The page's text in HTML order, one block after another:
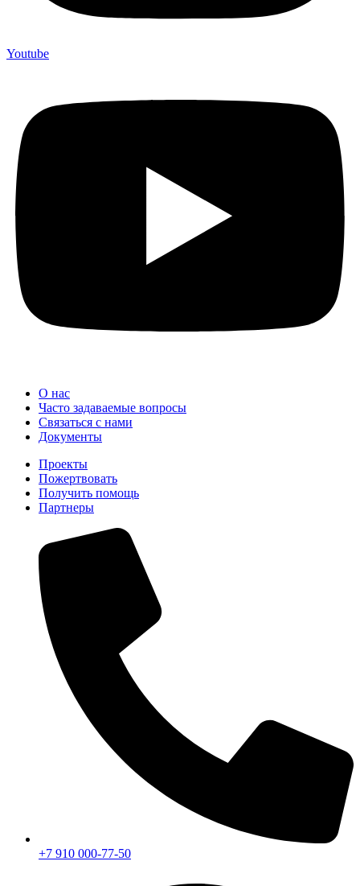
Youtube
О нас
Часто задаваемые вопросы
Связаться с нами
Документы
Проекты
Пожертвовать
Получить помощь
Партнеры
+7 910 000-77-50